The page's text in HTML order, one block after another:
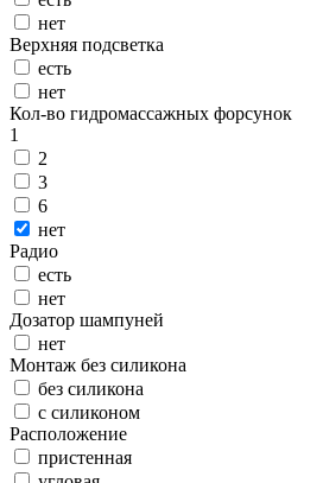
нет
Верхняя подсветка
есть
нет
Кол-во гидромассажных форсунок
1
2
3
6
нет
Радио
есть
нет
Дозатор шампуней
нет
Монтаж без силикона
без силикона
с силиконом
Расположение
пристенная